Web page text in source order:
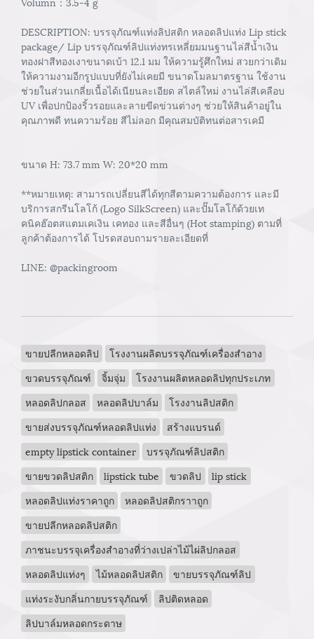
DESCRIPTION: บรรจุภัณฑ์แท่งลิปสติก หลอดลิปแท่ง Lip stick
package/ Lip บรรจุภัณฑ์ลิปแท่งทรเหลี่ยมมนฐานไล่สีน้ำเงิน
ทองฝาสีทองเงาขนาดเบ้า 12.1 มม ให้ความรู้ศึกใหม่ สวยกว่าเดิม
ให้ความงามอีกรูปแบบที่ยังไม่เคยมี ขนาดโมลมาตรฐาน ใช้งาน
ช่วยในส่วนเกลี่ยเนื้อได้เนียนละเอียด สไตล์ใหม่ งานไล่สีเคลือบ
UV เพื่อปกป้องริ้วรอยและลายขีดข่วนต่างๆ ช่วยให้สินค้าอยู่ใน
คุณภาพดี ทนความร้อย สีไม่ลอก มีคุณสมบัติทนต่อสารเคมี
ขนาด H: 73.7 mm W: 20*20 mm
**หมายเหตุ: สามารถเปลี่ยนสีได้ทุกสีตามความต้องการ และมี
บริการสกรีนโลโก้ (Logo SilkScreen) และปั๊มโลโก้ด้วยเท
คนิคฮ๊อตสแตมเคเงิน เคทอง และสีอื่นๆ (Hot stamping) ตามที่
ลูกค้าต้องการได้ โปรดสอบถามรายละเอียดที่
LINE: @packingroom
ขายปลีกหลอดลิป
โรงงานผลิตบรรจุภัณฑ์เครื่องสำอาง
ขวดบรรจุภัณฑ์
จิ้มจุ่ม
โรงงานผลิตหลอดลิปทุกประเภท
หลอดลิปกลอส
หลอดลิปบาล์ม
โรงงานลิปสติก
ขายส่งบรรจุภัณฑ์หลอดลิปแท่ง
สร้างแบรนด์
empty lipstick container
บรรจุภัณฑ์ลิปสติก
ขายขวดลิปสติก
lipstick tube ขวดลิป
lip stick
หลอดลิปแท่งราคาถูก
หลอดลิปสติกราาถูก
ขายปลีกหลอดลิปสติก
ภาชนะบรรจุเครื่องสำอางที่ว่างเปล่าไม้ไผ่ลิปกลอส
หลอดลิปแท่งๆ
ไม้หลอดลิปสติก
ขายบรรจุภัณฑ์ลิป
แท่งระงับกลิ่นกายบรรจุภัณฑ์
ลิปติดหลอด
ลิปบาล์มหลอดกระดาษ